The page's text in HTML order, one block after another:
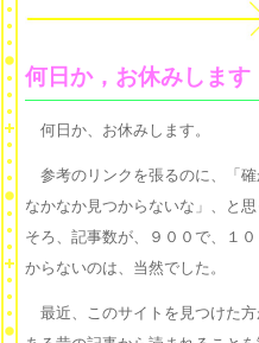
何日か，お休みします
何日か、お休みします。
参考のリンクを張るのに、「確
なかなか見つからないな」、と
そろ、記事数が、９００で、１
からないのは、当然でした。
最近、このサイトを見つけた